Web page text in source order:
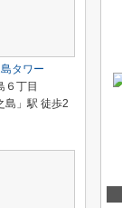
タワー
６丁目
島」駅 徒歩2